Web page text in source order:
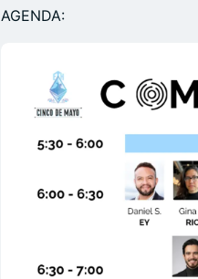
AGENDA: